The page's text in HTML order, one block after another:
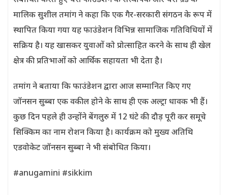
मालिक सुशील तमांग ने कहा कि एक गैर-सरकारी संगठन के रूप में
स्थापित किया गया यह फाउंडेशन विभिन्न सामाजिक गतिविधियों में
सक्रिय है। यह खासकर युवाओं को प्रोत्साहित करने के साथ ही खेल
क्षेत्र की प्रतिभाओं को आर्थिक सहायता भी देता है।
तमांग ने बताया कि फाउंडेशन द्वारा आज सम्मानित किए गए
जॉनसन सुब्बा एक वकील होने के साथ ही एक अल्ट्रा धावक भी हैं।
कुछ दिन पहले ही उन्होंने बेंगलुरु में 12 घंटे की दौड़ पूरी कर समूचे
सिक्किम का नाम रोशन किया है। कार्यक्रम को मुख्य अतिथि
एडवोकेट जॉनसन सुब्बा ने भी संबोधित किया।
#anugamini #sikkim